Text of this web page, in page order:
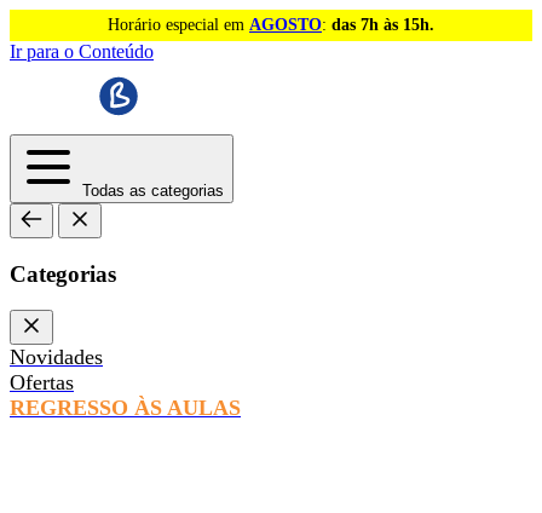
Horário especial em AGOSTO: das 7h às 15h.
Ir para o Conteúdo
Todas as categorias
Categorias
Novidades
Ofertas
REGRESSO ÀS AULAS